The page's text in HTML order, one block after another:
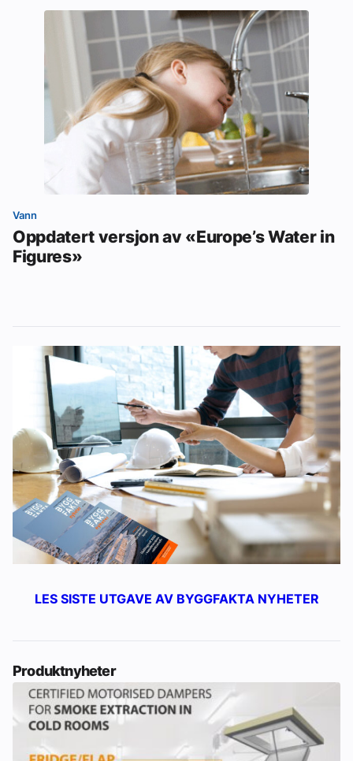
Vann
Oppdatert versjon av «Europe’s Water in
Figures»
LES SISTE UTGAVE AV BYGGFAKTA NYHETER
Produktnyheter